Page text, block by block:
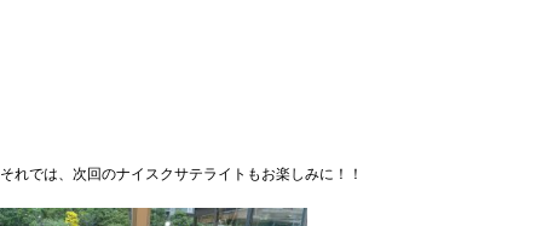
それでは、次回のナイスクサテライトもお楽しみに！！